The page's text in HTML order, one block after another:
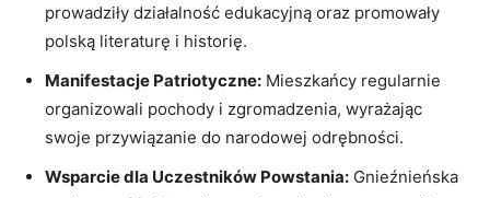
prowadziły działalność edukacyjną oraz promowały
polską literaturę i historię.
Manifestacje Patriotyczne: Mieszkańcy regularnie
organizowali pochody i zgromadzenia, wyrażając
swoje przywiązanie do narodowej odrębności.
Wsparcie dla Uczestników Powstania: Gnieźnieńska